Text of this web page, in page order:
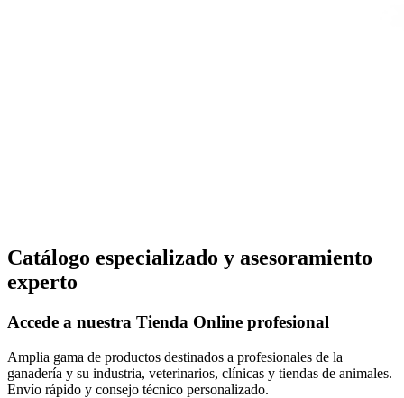
Catálogo especializado y asesoramiento
experto
Accede a nuestra Tienda Online profesional
Amplia gama de productos destinados a profesionales de la
ganadería y su industria, veterinarios, clínicas y tiendas de animales.
Envío rápido y consejo técnico personalizado.